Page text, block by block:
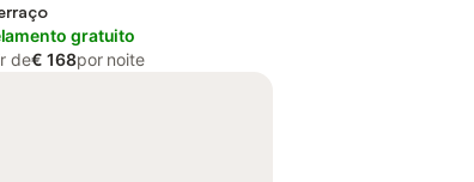
gratuito
de€ 168por noite